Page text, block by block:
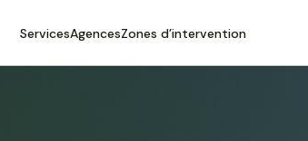
ServicesAgencesZones d’intervention